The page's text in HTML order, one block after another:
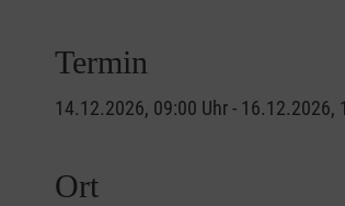
Termin
14.12.2026, 09:00 Uhr - 16.12.2026,
Ort